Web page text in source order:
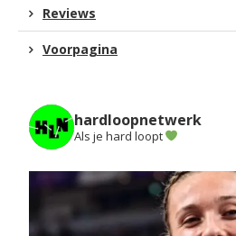
Reviews
Voorpagina
hardloopnetwerk
Als je hard loopt